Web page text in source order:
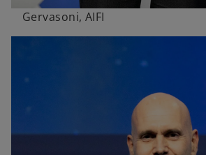
Gervasoni, AIFI